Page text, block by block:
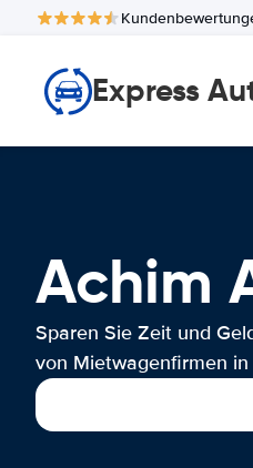
Express
Achim
Sparen Sie Zeit und
von Mietwagenfirmen